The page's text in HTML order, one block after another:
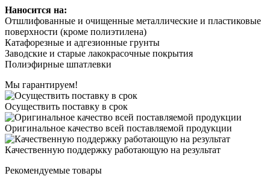
Наносится на:
Отшлифованные и очищенные металлические и пластиковые
поверхности (кроме полиэтилена)
Катафорезные и адгезионные грунты
Заводские и старые лакокрасочные покрытия
Полиэфирные шпатлевки
Мы гарантируем!
Осуществить поставку в срок
Оригинальное качество всей поставляемой продукции
Качественную поддержку работающую на результат
Рекомендуемые товары